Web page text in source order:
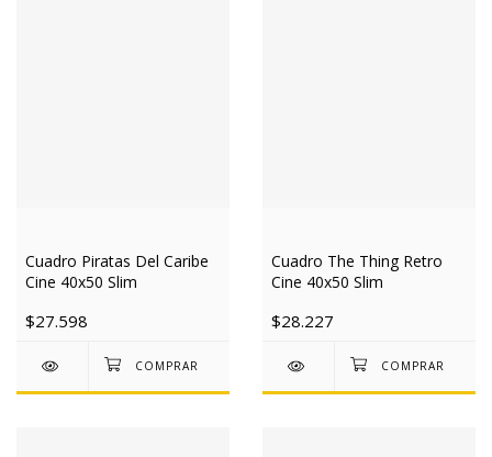
Cuadro Piratas Del Caribe
Cine 40x50 Slim
$27.598
Cuadro The Thing Retro
Cine 40x50 Slim
$28.227